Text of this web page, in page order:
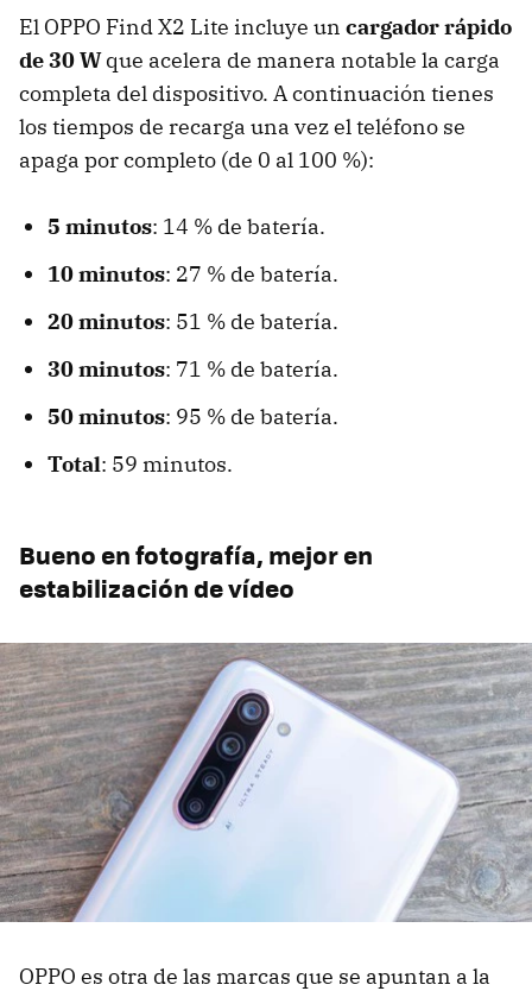
El OPPO Find X2 Lite incluye un cargador rápido
de 30 Wque acelera de manera notable la carga
completa del dispositivo. A continuación tienes
los tiempos de recarga una vez el teléfono se
apaga por completo (de 0 al 100 %):
5 minutos: 14 % de batería.
10 minutos: 27 % de batería.
20 minutos: 51 % de batería.
30 minutos: 71 % de batería.
50 minutos: 95 % de batería.
Total: 59 minutos.
Bueno en fotografía, mejor en
estabilización de vídeo
OPPO es otra de las marcas que se apuntan a la